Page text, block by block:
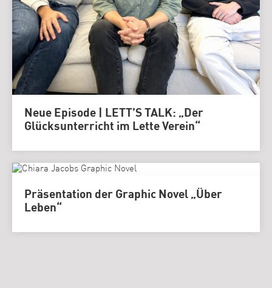
Neue Episode | LETT’S TALK: „Der
Glücksunterricht im Lette Verein“
Präsentation der Graphic Novel „Über
Leben“